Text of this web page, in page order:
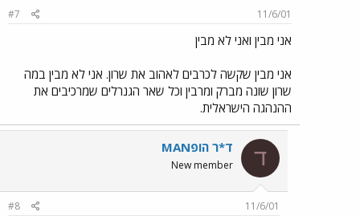
11/6/01
#7
אני מבין ואני לא מבין
אני מבין שקשה לכרבים לאהוב את שרון. אני לא מבין במה
שרון שונה מברק ומרבין וכל שאר הגנרלים שמרכיבים את
ההנהגה הישראלית.
ד ד*ר הופMAN
New member
11/6/01
#8